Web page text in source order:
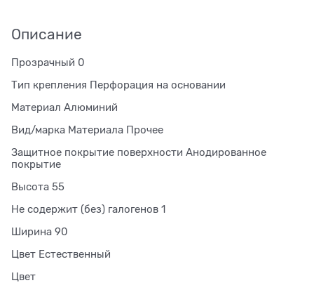
Описание
Прозрачный 0
Тип крепления Перфорация на основании
Материал Алюминий
Вид/марка Материала Прочее
Защитное покрытие поверхности Анодированное
покрытие
Высота 55
Не содержит (без) галогенов 1
Ширина 90
Цвет Естественный
Цвет